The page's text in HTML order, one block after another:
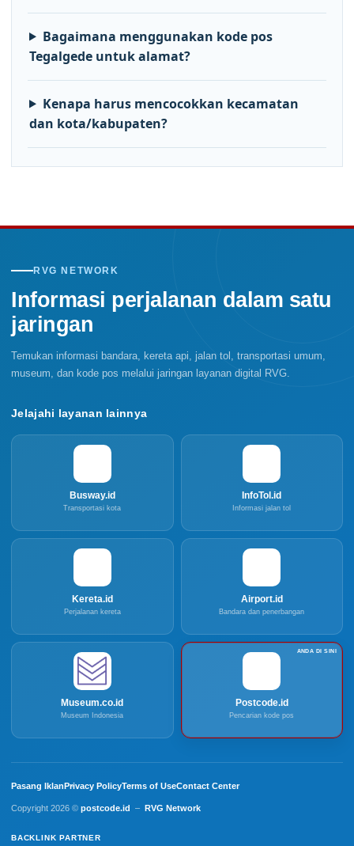
Bagaimana menggunakan kode pos
Tegalgede untuk alamat?
Kenapa harus mencocokkan kecamatan
dan kota/kabupaten?
RVG NETWORK
Informasi perjalanan dalam satu
jaringan
Temukan informasi bandara, kereta api, jalan tol, transportasi umum,
museum, dan kode pos melalui jaringan layanan digital RVG.
Jelajahi layanan lainnya
Busway.id
Transportasi kota
InfoTol.id
Informasi jalan tol
Kereta.id
Perjalanan kereta
Airport.id
Bandara dan penerbangan
Museum.co.id
Museum Indonesia
Postcode.id
Pencarian kode pos
Pasang IklanPrivacy PolicyTerms of UseContact Center
Copyright 2026 © postcode.id – RVG Network
BACKLINK PARTNER